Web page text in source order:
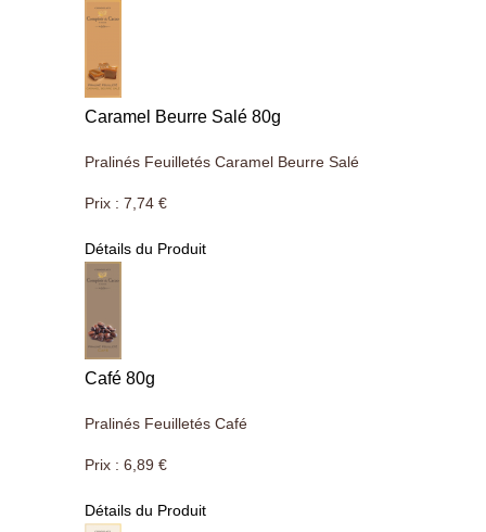
Caramel Beurre Salé 80g
Pralinés Feuilletés Caramel Beurre Salé
Prix : 7,74 €
Détails du Produit
Café 80g
Pralinés Feuilletés Café
Prix : 6,89 €
Détails du Produit